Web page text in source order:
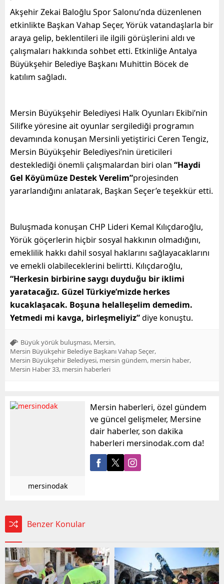
Akşehir Zekai Baloğlu Spor Salonu’nda düzenlenen
etkinlikte Başkan Vahap Seçer, Yörük vatandaşlarla bir
araya gelip, beklentileri ile ilgili görüşlerini aldı ve
çalışmaları hakkında sohbet etti. Etkinliğe Antalya
Büyükşehir Belediye Başkanı Muhittin Böcek de
katılım sağladı.
Mersin Büyükşehir Belediyesi Halk Oyunları Ekibi’nin
Silifke yöresine ait oyunlar sergilediği programın
devamında konuşan Mersinli yetiştirici Ceren Tengiz,
Mersin Büyükşehir Belediyesi’nin üreticileri
desteklediği önemli çalışmalardan biri olan “Haydi
Gel Köyümüze Destek Verelim”projesinden
yararlandığını anlatarak, Başkan Seçer’e teşekkür etti.
Buluşmada konuşan CHP Lideri Kemal Kılıçdaroğlu,
Yörük göçerlerin hiçbir sosyal hakkının olmadığını,
emeklilik hakkı dahil sosyal haklarını sağlayacaklarını
ve emekli olabileceklerini belirtti. Kılıçdaroğlu,
“Herkesin birbirine saygı duyduğu bir iklimi
yaratacağız. Güzel Türkiye’mizde herkes
kucaklaşacak. Boşuna helalleşelim demedim.
Yetmedi mi kavga, birleşmeliyiz”diye konuştu.
Büyük yörük buluşması Mersin
Mersin Büyükşehir Belediye Başkanı Vahap Seçer
Mersin Büyükşehir Belediyesi mersin gündem mersin haber
Mersin Haber 33 mersin haberleri
mersinodak
Mersin haberleri, özel gündem
ve güncel gelişmeler, Mersine
dair haberler, son dakika
haberleri mersinodak.com da!
Benzer Konular